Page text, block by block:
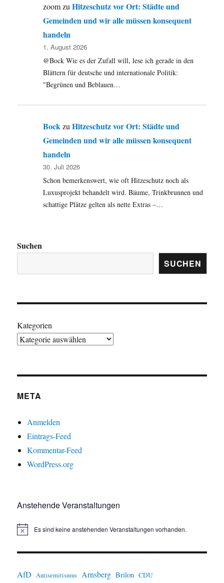
zoomzuHitzeschutz vor Ort: Städte und
Gemeinden und wir alle müssen konsequent
handeln
1. August 2026
@Bock Wie es der Zufall will, lese ich gerade in den
Blättern für deutsche und internationale Politik:
"Begrünen und Beblauen…
BockzuHitzeschutz vor Ort: Städte und
Gemeinden und wir alle müssen konsequent
handeln
30. Juli 2026
Schon bemerkenswert, wie oft Hitzeschutz noch als
Luxusprojekt behandelt wird. Bäume, Trinkbrunnen und
schattige Plätze gelten als nette Extras –…
Suchen
SUCHEN
Kategorien
META
Anmelden
Eintrags-Feed
Kommentar-Feed
WordPress.org
Anstehende Veranstaltungen
H
Es sind keine anstehenden Veranstaltungen vorhanden.
AfD Antisemitismus Arnsberg Brilon CDU